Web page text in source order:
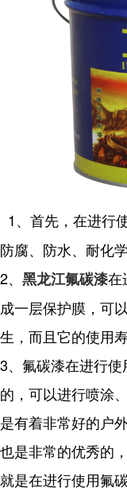
1、首先，在进行
防腐、防水、耐化
2、 黑龙江氟碳漆在
成一层保护膜，可
生，而且它的使用
3、氟碳漆在进行
的，可以进行喷涂
是有着非常好的户
也是非常的优秀的
就是在进行使用氟